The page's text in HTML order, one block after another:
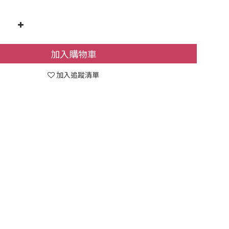
加入購物車
加入追蹤清單